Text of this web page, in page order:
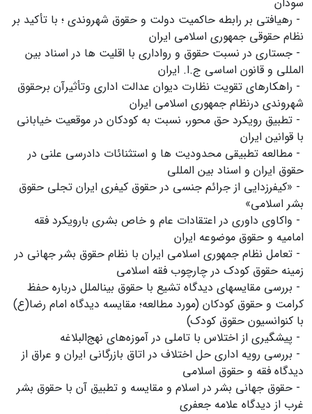
- رهیافتی بر رابطه حاکمیت دولت و حقوق شهروندی‌ ؛ با تأکید بر
نظام حقوقی جمهوری اسلامی ایران
- جستاری در نسبت حقوق و رواداری با اقلیت ها در اسناد بین
المللی و قانون اساسی ج.ا. ایران
- راهکارهای تقویت نظارت دیوان عدالت اداری وتأثیرآن برحقوق
شهروندی درنظام جمهوری اسلامی ایران
- تطبیق رویکرد حق محور، نسبت به کودکان در موقعیت خیابانی
با قوانین ایران
- مطالعه تطبیقی محدودیت ها و استثنائات دادرسی علنی در
حقوق ایران و اسناد بین المللی
- «کیفرزدایی از جرائم جنسی در حقوق کیفری ایران تجلی حقوق
بشر اسلامی»
- واکاوی داوری در اعتقادات عام و خاص بشری بارویکرد فقه
امامیه و حقوق موضوعه ایران
- تعامل نظام جمهوری اسلامی ایران با نظام حقوق بشر جهانی در
زمینه حقوق کودک در چارچوب فقه اسلامی
- بررسی مقایسهای دیدگاه تشیع با حقوق بینالملل درباره حفظ
کرامت و حقوق کودکان (مورد مطالعه؛ مقایسه دیدگاه امام رضا(ع)
با کنوانسیون حقوق کودک)
- پیشگیری از اختلاس با تاملی در آموزه‌های نهج‌البلاغه
- بررسی رویه اداری حل اختلاف در اتاق بازرگانی ایران و عراق از
دیدگاه فقه و حقوق اسلامی
- حقوق جهانی بشر در اسلام و مقایسه و تطبیق آن با حقوق بشر
غرب از دیدگاه علامه جعفری